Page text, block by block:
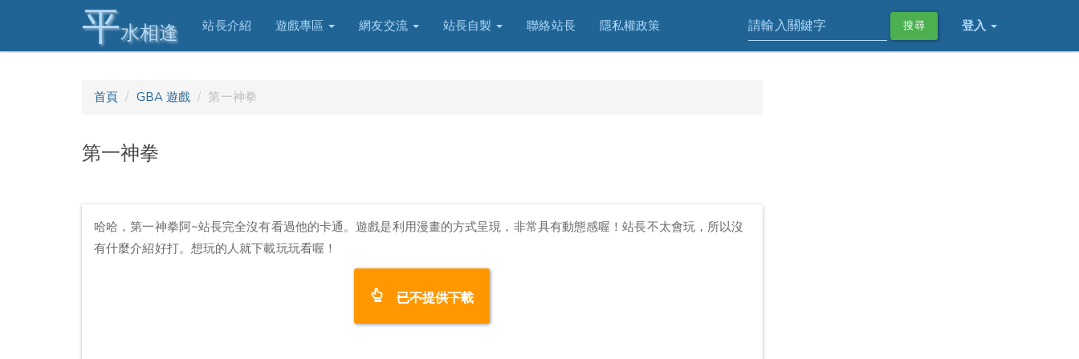
平水相逢 站長介紹 遊戲專區 網友交流 站長自製 聯絡站長 隱私權政策 登入
搜尋
首頁 GBA 遊戲 第一神拳
第一神拳
哈哈，第一神拳阿~站長完全沒有看過他的卡通。遊戲是利用漫畫的方式呈現，非常具有動態感喔！站長不太會玩，所以沒
有什麼介紹好打。想玩的人就下載玩玩看喔！
已不提供下載